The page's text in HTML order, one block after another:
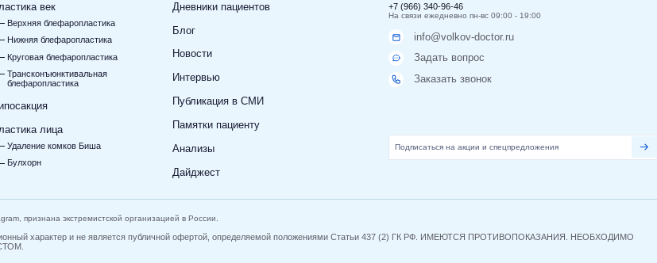
век
Верхняя блефаропластика
Нижняя блефаропластика
Круговая блефаропластика
Трансконъюнктивальная
блефаропластика
лица
Удаление комков Биша
Булхорн
Дневники пациентов
Блог
Новости
Интервью
Публикация в СМИ
Памятки пациенту
Анализы
Дайджест
+7 (966) 340-96-46
На связи ежедневно пн-вс 09:00 - 19:00
info@volkov-doctor.ru
Задать вопрос
Заказать звонок
признана экстремистской организацией в России.
характер и не является публичной офертой, определяемой положениями Статьи 437 (2) ГК РФ. ИМЕЮТСЯ ПРОТИВОПОКАЗАНИЯ. НЕОБХОДИМО